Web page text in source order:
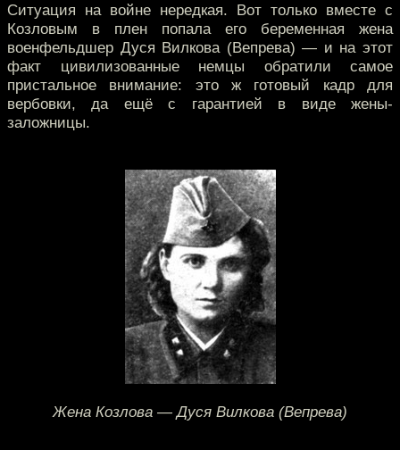
Ситуация на войне нередкая. Вот только вместе с
Козловым в плен попала его беременная жена
военфельдшер Дуся Вилкова (Вепрева) — и на этот
факт цивилизованные немцы обратили самое
пристальное внимание: это ж готовый кадр для
вербовки, да ещё с гарантией в виде жены-
заложницы.
Жена Козлова — Дуся Вилкова (Вепрева)